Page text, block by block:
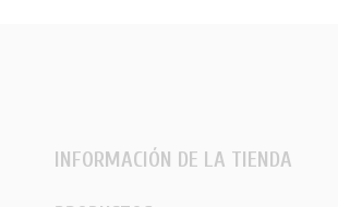
INFORMACIÓN DE LA TIENDA